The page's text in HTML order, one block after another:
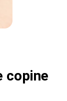
copine